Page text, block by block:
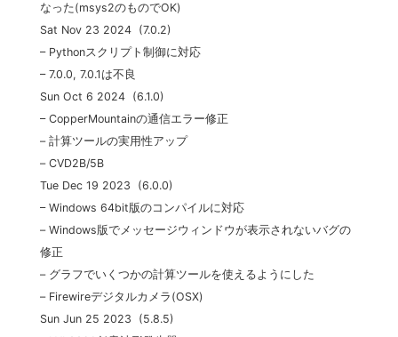
なった(msys2のものでOK)
Sat Nov 23 2024 (7.0.2)
– Pythonスクリプト制御に対応
– 7.0.0, 7.0.1は不良
Sun Oct 6 2024 (6.1.0)
– CopperMountainの通信エラー修正
– 計算ツールの実用性アップ
– CVD2B/5B
Tue Dec 19 2023 (6.0.0)
– Windows 64bit版のコンパイルに対応
– Windows版でメッセージウィンドウが表示されないバグの
修正
– グラフでいくつかの計算ツールを使えるようにした
– Firewireデジタルカメラ(OSX)
Sun Jun 25 2023 (5.8.5)